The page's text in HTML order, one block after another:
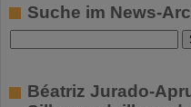
Suche im News-
Béatriz Jurado-